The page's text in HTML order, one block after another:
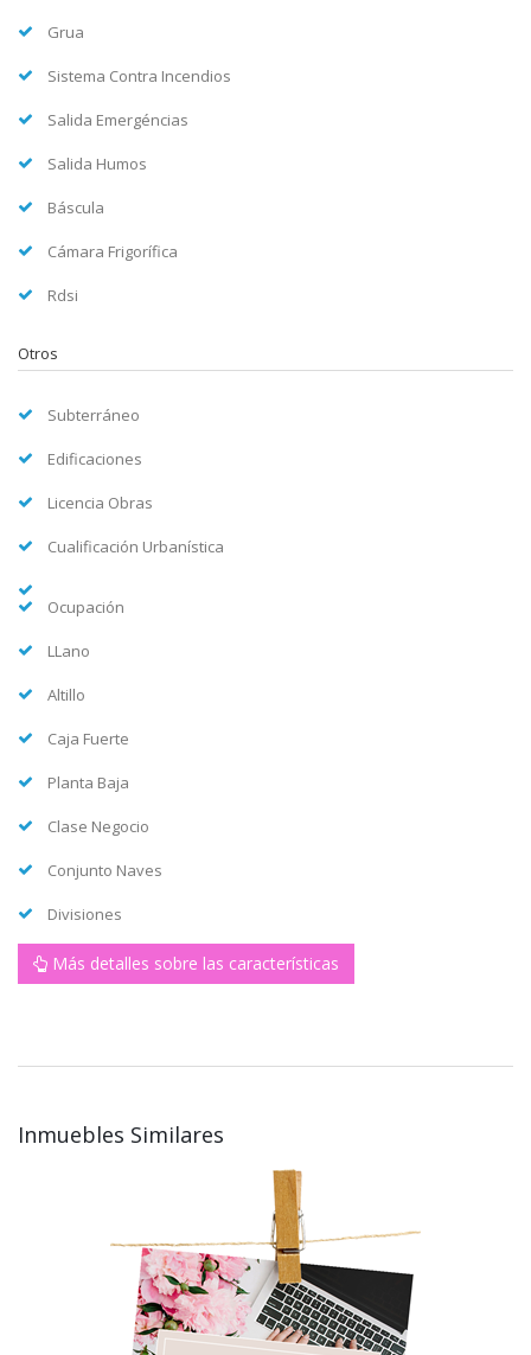
Grua
Sistema Contra Incendios
Salida Emergéncias
Salida Humos
Báscula
Cámara Frigorífica
Rdsi
Otros
Subterráneo
Edificaciones
Licencia Obras
Cualificación Urbanística
Ocupación
LLano
Altillo
Caja Fuerte
Planta Baja
Clase Negocio
Conjunto Naves
Divisiones
Más detalles sobre las características
Inmuebles Similares